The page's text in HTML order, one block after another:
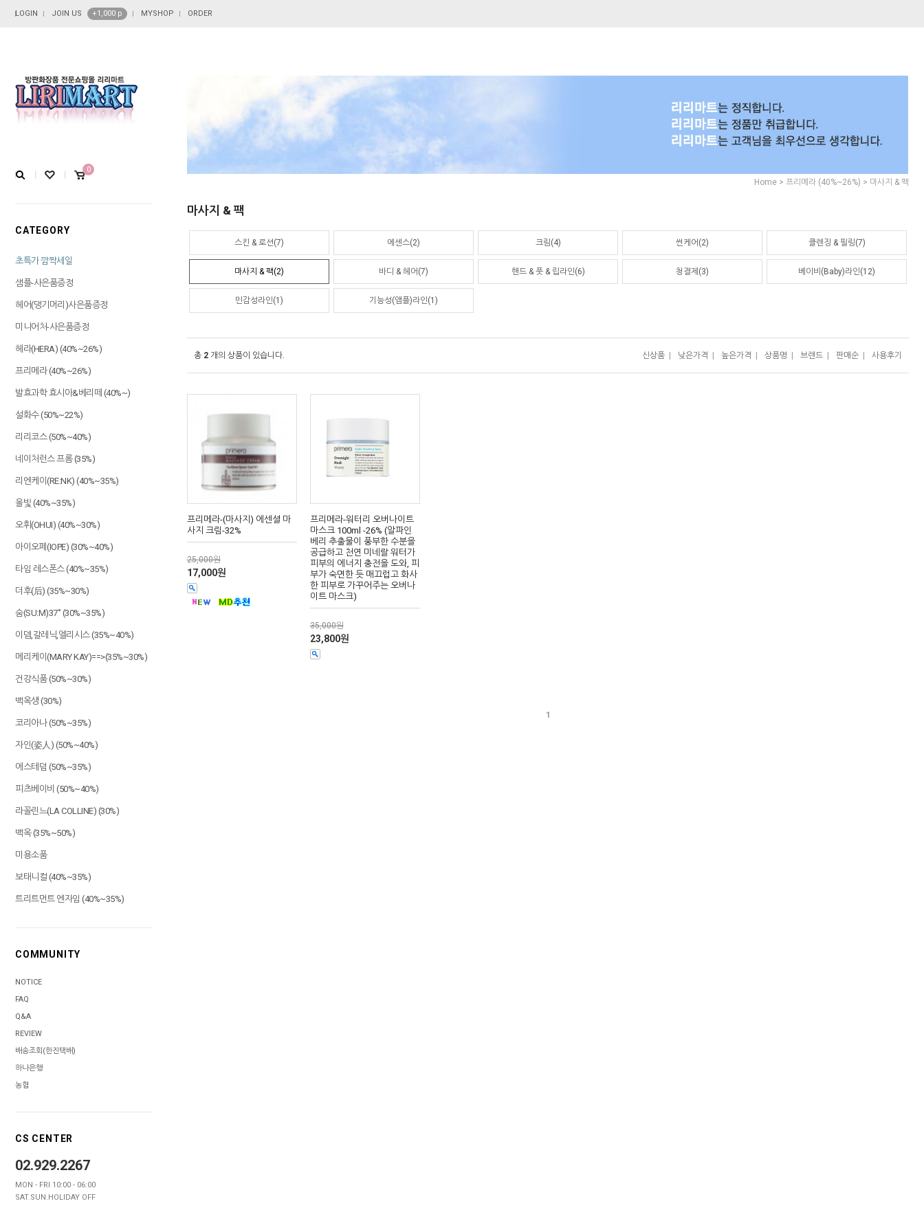
LOGIN JOIN US +1,000 p MYSHOP ORDER
0
CATEGORY
초특가 깜짝세일
샘플-사은품증정
헤어(댕기머리)사은품증정
미니어처-사은품증정
헤라(HERA) (40%~26%)
프리메라 (40%~26%)
발효과학 효시아&베리떼 (40%~)
설화수 (50%~22%)
리리코스 (50%~40%)
네이처런스 프롬 (35%)
리엔케이(RE:NK) (40%~35%)
올빛 (40%~35%)
오휘(OHUI) (40%~30%)
아이오페(IOPE) (30%~40%)
타임 레스폰스 (40%~35%)
더후(后) (35%~30%)
숨(SU:M)37˚ (30%~35%)
이뎀,갈레닉,엘리시스 (35%~40%)
메리케이(MARY KAY)==>(35%~30%)
건강식품 (50%~30%)
백옥생 (30%)
코리아나 (50%~35%)
자인(姿人) (50%~40%)
에스테덤 (50%~35%)
피츠베이비 (50%~40%)
라꼴린느(LA COLLINE) (30%)
백옥 (35%~50%)
미용소품
보태니컬 (40%~35%)
트리트먼트 엔자임 (40%~35%)
COMMUNITY
NOTICE
FAQ
Q&A
REVIEW
배송조회(한진택배)
하나은행
농협
CS CENTER
02.929.2267
MON - FRI 10:00 - 06:00
SAT.SUN.HOLIDAY OFF
Home > 프리메라 (40%~26%) > 마사지 & 팩
마사지 & 팩
스킨 & 로션(7) 에센스(2) 크림(4) 썬케어(2) 클렌징 & 필링(7)
마사지 & 팩(2) 바디 & 헤어(7) 핸드 & 풋 & 립라인(6) 청결제(3) 베이비(Baby)라인(12)
민감성라인(1) 기능성(앰플)라인(1)
총 2 개의 상품이 있습니다. 신상품 낮은가격 높은가격 상품명 브랜드 판매순 사용후기
프리메라-(마사지) 에센셜 마
사지 크림-32%
25,000원
17,000원
프리메라-워터리 오버나이트
마스크 100ml -26% (알파인
베리 추출물이 풍부한 수분을
공급하고 천연 미네랄 워터가
피부의 에너지 충전을 도와, 피
부가 숙면한 듯 매끄럽고 화사
한 피부로 가꾸어주는 오버나
이트 마스크)
35,000원
23,800원
1